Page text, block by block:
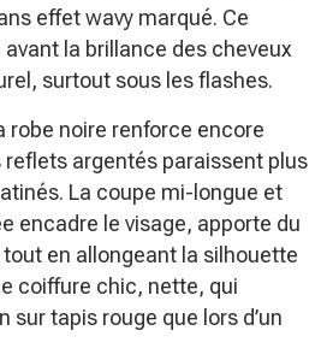
effet wavy marqué. Ce
la brillance des cheveux
surtout sous les flashes.
robe noire renforce encore
reflets argentés paraissent plus
La coupe mi-longue et
encadre le visage, apporte du
en allongeant la silhouette
coiffure chic, nette, qui
sur tapis rouge que lors d’un